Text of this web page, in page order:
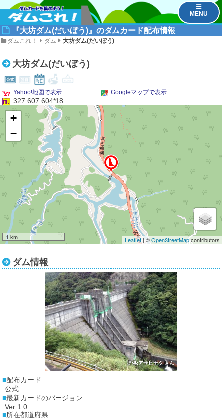
MENU
『大坊ダム(だいぼう)』のダムカード配布情報
ダムこれ！ ダム 大坊ダム(だいぼう)
大坊ダム(だいぼう)
Yahoo!地図で表示 Googleマップで表示
327 607 604*18
1
+
−
1 km Leaflet | ©OpenStreetMapcontributors
ダム情報
提供:アサヒナタ さん
配布カード
公式
最新カードのバージョン
Ver 1.0
所在都道府県